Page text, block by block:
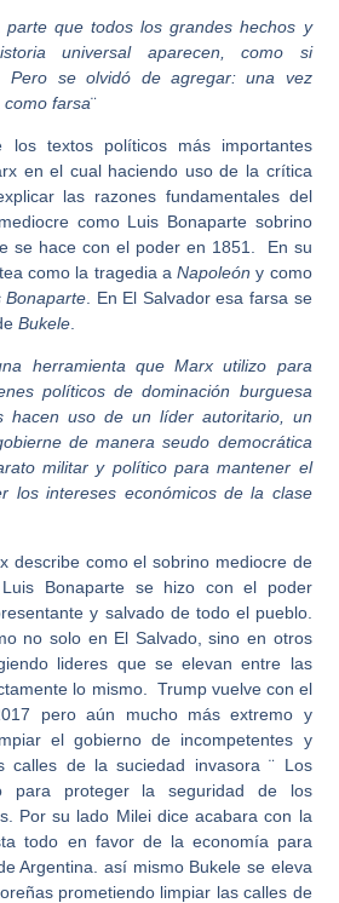
que todos los grandes hechos y
universal aparecen, como si
Pero se olvidó de agregar: una vez
comofarsa¨
los textos políticos más importantes
en el cual haciendo uso de la crítica
las razones fundamentales del
como Luis Bonaparte sobrino
se hace con el poder en 1851. En su
como la tragedia aNapoleón y como
Bonaparte . En El Salvador esa farsa se
Bukele
herramienta que Marx utilizo para
políticos de dominación burguesa
hacen uso de un líder autoritario, un
de manera seudo democrática
militar y político para mantener el
los intereses económicos de la clase
describe como el sobrino mediocre de
Luis Bonaparte se hizo con el poder
y salvado de todo el pueblo.
no solo en El Salvado, sino en otros
lideres que se elevan entre las
lo mismo. Trump vuelve con el
pero aún mucho más extremo y
el gobierno de incompetentes y
calles de la suciedad invasora ¨ Los
para proteger la seguridad de los
Por su lado Milei dice acabara con la
todo en favor de la economía para
Argentina. así mismo Bukele se eleva
prometiendo limpiar las calles de